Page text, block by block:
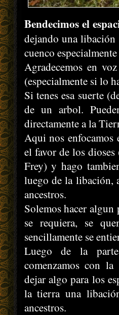
Bendecimos el
dejando una
cuenco
Agradecemos en
(especialmente si lo
Si tenes esa suerte
de un arbol.
directamente a la
Aqui nos enfocamos
el favor de los
Frey) y hago
luego de la libación,
ancestros.
Solemos hacer
se requiera, se
sencillamente se
Luego de la
comenzamos con
dejar algo para los
la tierra una
ancestros.